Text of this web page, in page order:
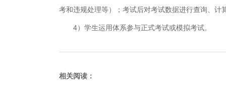
考和违规处理等）；考试后对考试数据进行查询、计
4）学生运用体系参与正式考试或模拟考试。
相关阅读：